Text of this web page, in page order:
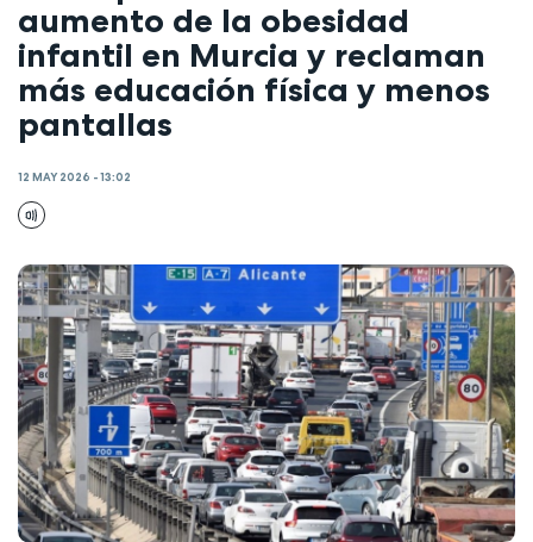
aumento de la obesidad
infantil en Murcia y reclaman
más educación física y menos
pantallas
12 MAY 2026 - 13:02